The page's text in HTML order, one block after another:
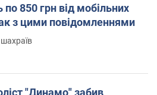
850 грн від мобільних
з цими повідомленнями
"Динамо" забив